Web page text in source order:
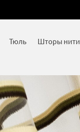
Тюль Шторы нити